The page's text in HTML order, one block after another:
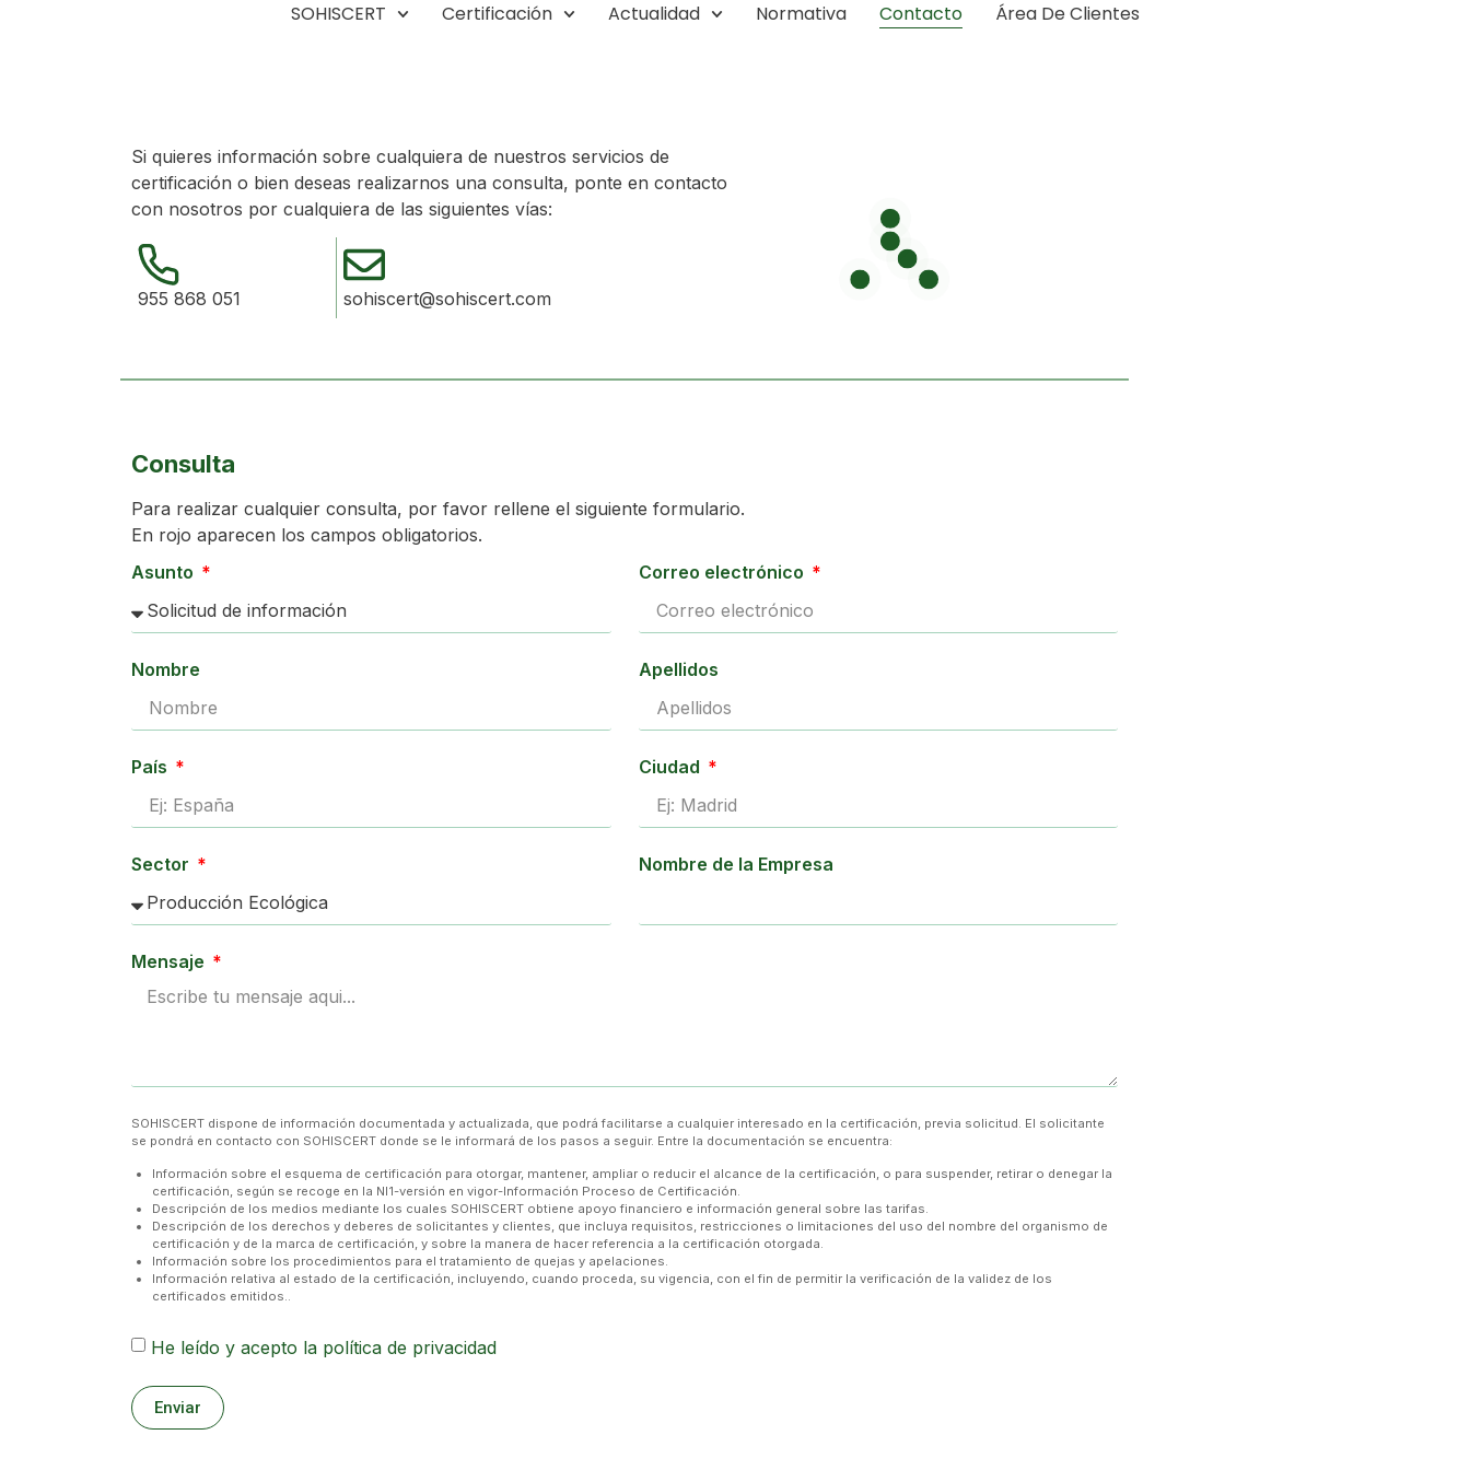
SOHISCERT Certificación Actualidad Normativa Contacto Área De Clientes
Si quieres información sobre cualquiera de nuestros servicios de
certificación o bien deseas realizarnos una consulta, ponte en contacto
con nosotros por cualquiera de las siguientes vías:
955 868 051 sohiscert@sohiscert.com
Consulta
Para realizar cualquier consulta, por favor rellene el siguiente formulario.
En rojo aparecen los campos obligatorios.
Asunto
Correo electrónico
Nombre Apellidos
País Ciudad
Sector Nombre de la Empresa
Mensaje
SOHISCERT dispone de información documentada y actualizada, que podrá facilitarse a cualquier interesado en la certificación, previa solicitud. El solicitante
se pondrá en contacto con SOHISCERT donde se le informará de los pasos a seguir. Entre la documentación se encuentra:
Información sobre el esquema de certificación para otorgar, mantener, ampliar o reducir el alcance de la certificación, o para suspender, retirar o denegar la
certificación, según se recoge en la NI1-versión en vigor-Información Proceso de Certificación.
Descripción de los medios mediante los cuales SOHISCERT obtiene apoyo financiero e información general sobre las tarifas.
Descripción de los derechos y deberes de solicitantes y clientes, que incluya requisitos, restricciones o limitaciones del uso del nombre del organismo de
certificación y de la marca de certificación, y sobre la manera de hacer referencia a la certificación otorgada.
Información sobre los procedimientos para el tratamiento de quejas y apelaciones.
Información relativa al estado de la certificación, incluyendo, cuando proceda, su vigencia, con el fin de permitir la verificación de la validez de los
certificados emitidos..
He leído y acepto la política de privacidad
Enviar